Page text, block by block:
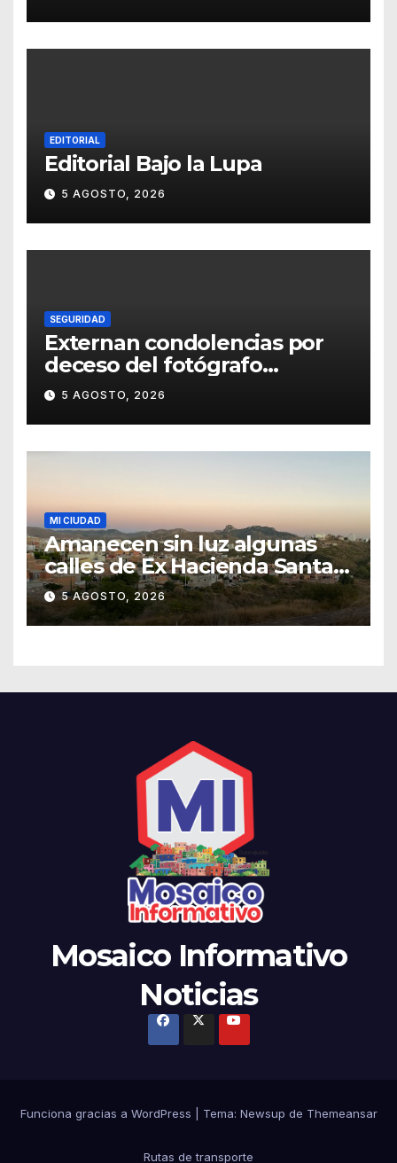
EDITORIAL
Editorial Bajo la Lupa
5 AGOSTO, 2026
SEGURIDAD
Externan condolencias por
deceso del fotógrafo
Emmanuel Montero
5 AGOSTO, 2026
MI CIUDAD
Amanecen sin luz algunas
calles de Ex Hacienda Santa
Teresa
5 AGOSTO, 2026
Mosaico Informativo
Noticias
Funciona gracias a WordPress Tema: Newsup de Themeansar
Rutas de transporte